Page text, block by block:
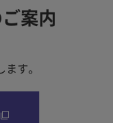
案内
す。